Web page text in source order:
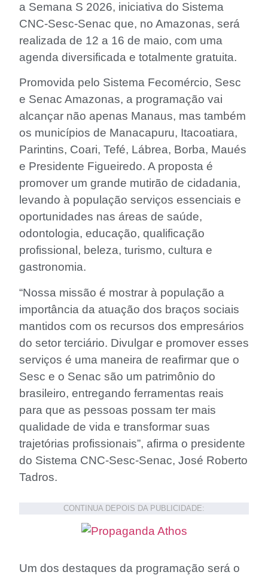
a Semana S 2026, iniciativa do Sistema
CNC-Sesc-Senac que, no Amazonas, será
realizada de 12 a 16 de maio, com uma
agenda diversificada e totalmente gratuita.
Promovida pelo Sistema Fecomércio, Sesc
e Senac Amazonas, a programação vai
alcançar não apenas Manaus, mas também
os municípios de Manacapuru, Itacoatiara,
Parintins, Coari, Tefé, Lábrea, Borba, Maués
e Presidente Figueiredo. A proposta é
promover um grande mutirão de cidadania,
levando à população serviços essenciais e
oportunidades nas áreas de saúde,
odontologia, educação, qualificação
profissional, beleza, turismo, cultura e
gastronomia.
“Nossa missão é mostrar à população a
importância da atuação dos braços sociais
mantidos com os recursos dos empresários
do setor terciário. Divulgar e promover esses
serviços é uma maneira de reafirmar que o
Sesc e o Senac são um patrimônio do
brasileiro, entregando ferramentas reais
para que as pessoas possam ter mais
qualidade de vida e transformar suas
trajetórias profissionais”, afirma o presidente
do Sistema CNC-Sesc-Senac, José Roberto
Tadros.
CONTINUA DEPOIS DA PUBLICIDADE:
Um dos destaques da programação será o